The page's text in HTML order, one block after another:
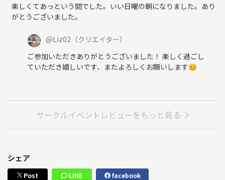
楽しくてあっという間でした。いい日曜の朝になりました。あり
がとうございました。
@Liz02 （クリエイター）
ご参加いただきありがとうございました！ 楽しく過ごし
ていただき嬉しいです、またよろしくお願いします😊
サークルイベントレビューをもっと見る
シェア
Post LINE facebook